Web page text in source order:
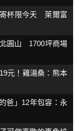
寄杯限今天 萊爾富
圓山 1700坪商場
元！雞湯桑：熊本
爸」12年包容：永